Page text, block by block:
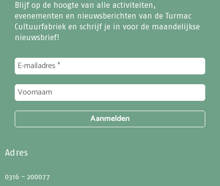
Blijf op de hoogte van alle activiteiten,
evenementen en nieuwsberichten van de Turmac
Cultuurfabriek en schrijf je in voor de maandelijkse
nieuwsbrief!
Adres
0316 - 200077